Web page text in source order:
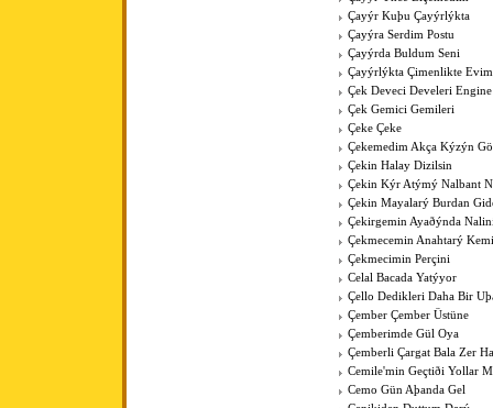
Çayýr Kuþu Çayýrlýkta
Çayýra Serdim Postu
Çayýrda Buldum Seni
Çayýrlýkta Çimenlikte
Çek Deveci Develeri Engine
Çek Gemici Gemileri
Çeke Çeke
Çekemedim Akça Kýzýn
Çekin Halay Dizilsin
Çekin Kýr Atýmý Nalbant
Çekin Mayalarý Burdan
Çekirgemin Ayaðýnda
Çekmecemin Anahtarý
Çekmecimin Perçini
Celal Bacada Yatýyor
Çello Dedikleri Daha Bir
Çember Çember Üstüne
Çemberimde Gül Oya
Çemberli Çargat Bala Zer
Cemile'min Geçtiði Yollar
Cemo Gün Aþanda Gel